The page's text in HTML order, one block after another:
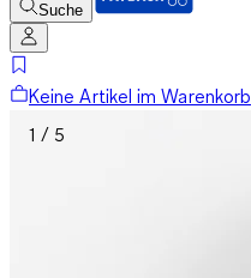
Suche
Keine Artikel im Warenkorb
1 / 5